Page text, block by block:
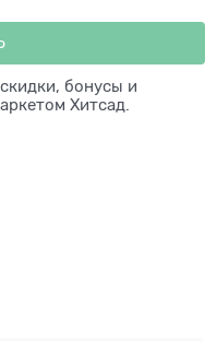
бонусы и
Хитсад.